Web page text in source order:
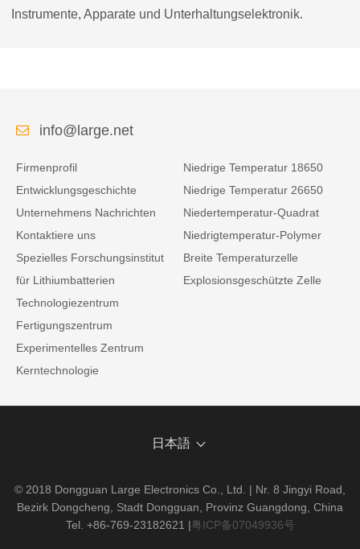
Instrumente, Apparate und Unterhaltungselektronik.
info@large.net
Firmenprofil
Entwicklungsgeschichte
Unternehmens Nachrichten
Kontaktiere uns
Spezielles Forschungsinstitut
für Lithiumbatterien
Technologiezentrum
Fertigungszentrum
Experimentelles Zentrum
Kerntechnologie
Niedrige Temperatur 18650
Niedrige Temperatur 26650
Niedertemperatur-Quadrat
Niedrigtemperatur-Polymer
Breite Temperaturzelle
Explosionsgeschützte Zelle
日本語
© 2018 Dongguan Large Electronics Co., Ltd. | Nr. 8 Jingyi Road,
Bezirk Dongcheng, Stadt Dongguan, Provinz Guangdong, China
Tel. +86-769-23182621 |粤ICP备07049936号